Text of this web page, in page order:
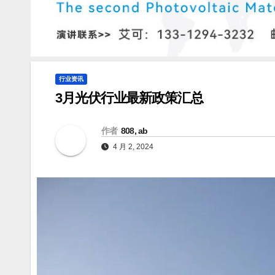
行业资讯
3月光伏行业最新政策汇总
作者 808, ab
4 月 2, 2024